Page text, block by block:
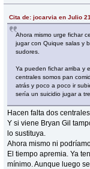
Cita de: jocarvia en Julio
Ahora mismo urge fichar
jugar con Quique salas y
sudores.
Ya pueden fichar arriba y
centrales somos pan
atrás y poco a poco ir
sería un suicidio jugar a
Hacen falta dos
Y si viene Bryan Gil
lo sustituya.
Ahora mismo ni
El tiempo apremia. Ya
mínimo. Aunque luego